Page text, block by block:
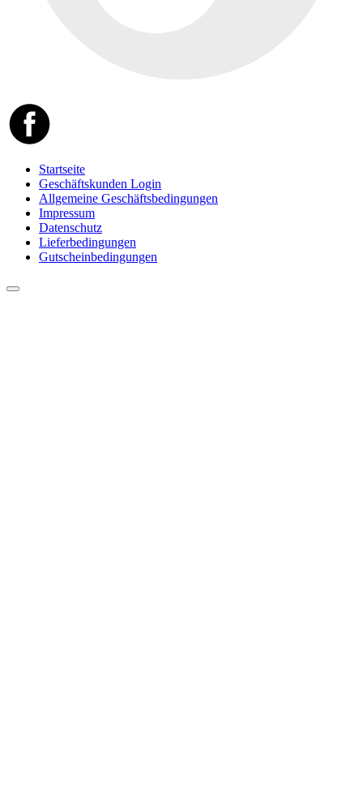
Startseite
Geschäftskunden Login
Allgemeine Geschäftsbedingungen
Impressum
Datenschutz
Lieferbedingungen
Gutscheinbedingungen